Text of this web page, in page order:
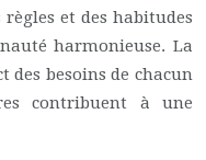
et des habitudes
harmonieuse. La
des besoins de chacun
contribuent à une